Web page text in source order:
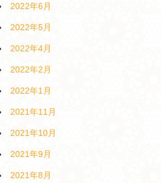
2022年6月
2022年5月
2022年4月
2022年2月
2022年1月
2021年11月
2021年10月
2021年9月
2021年8月